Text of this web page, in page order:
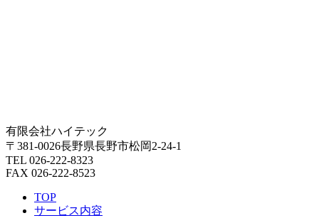
有限会社ハイテック
〒381-0026長野県長野市松岡2-24-1
TEL 026-222-8323
FAX 026-222-8523
TOP
サービス内容